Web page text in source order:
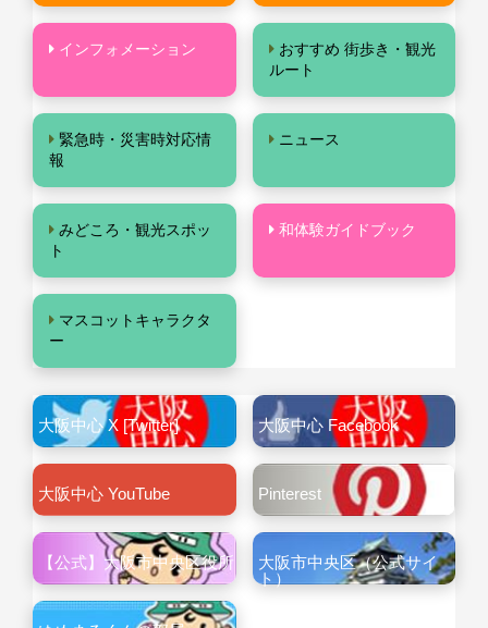
インフォメーション
おすすめ 街歩き・観光
ルート
緊急時・災害時対応情
報
ニュース
みどころ・観光スポッ
ト
和体験ガイドブック
マスコットキャラクタ
ー
大阪中心 X [Twitter] 大阪中心 Facebook
大阪中心 YouTube Pinterest
【公式】大阪市中央区役所
大阪市中央区（公式サイ
ト）